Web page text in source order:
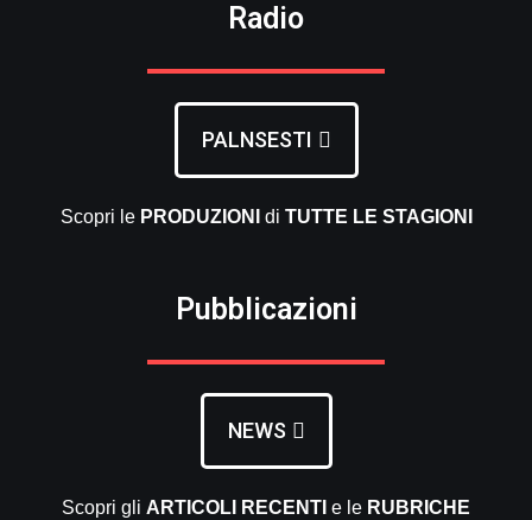
Radio
PALNSESTI
Scopri le PRODUZIONI di TUTTE LE STAGIONI
Pubblicazioni
NEWS
Scopri gli ARTICOLI RECENTI e le RUBRICHE